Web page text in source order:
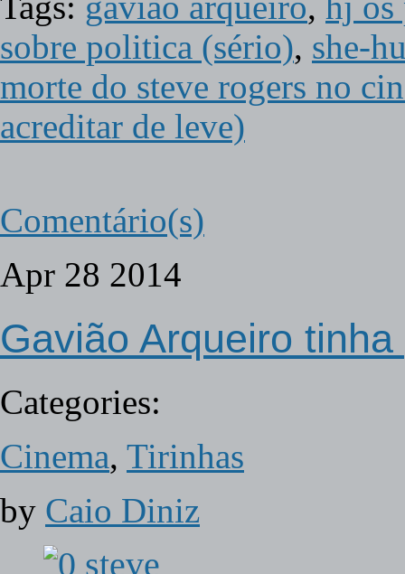
sobre politica (sério), she-
morte do steve rogers no
acreditar de leve)
Comentário(s)
Apr 28 2014
Gavião Arqueiro
Categories:
Cinema, Tirinhas
by Caio Diniz